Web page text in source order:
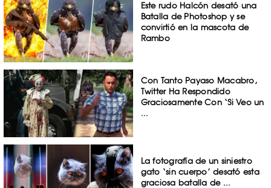
Este rudo Halcón desató una
Batalla de Photoshop y se
convirtió en la mascota de
Rambo
Con Tanto Payaso Macabro,
Twitter Ha Respondido
Graciosamente Con ‘Si Veo un
...
La fotografía de un siniestro
gato ‘sin cuerpo’ desató esta
graciosa batalla de ...